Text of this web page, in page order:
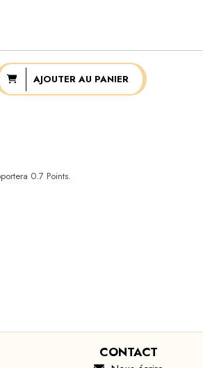
AJOUTER AU PANIER
0.7Points.
CONTACT